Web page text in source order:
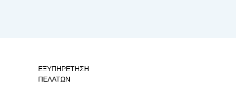
ΕΞΥΠΗΡΕΤΗΣΗ
ΠΕΛΑΤΩΝ